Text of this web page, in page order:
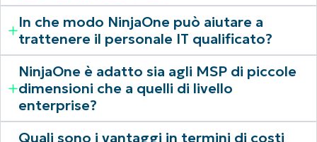
In che modo NinjaOne può aiutare a
trattenere il personale IT qualificato?
NinjaOne è adatto sia agli MSP di piccole
dimensioni che a quelli di livello
enterprise?
Quali sono i vantaggi in termini di costi